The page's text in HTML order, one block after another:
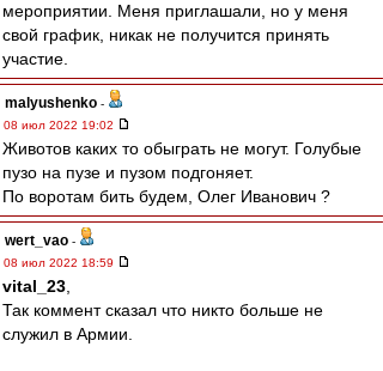
мероприятии. Меня приглашали, но у меня
свой график, никак не получится принять
участие.
malyushenko -
08 июл 2022 19:02
Животов каких то обыграть не могут. Голубые
пузо на пузе и пузом подгоняет.
По воротам бить будем, Олег Иванович ?
wert_vao -
08 июл 2022 18:59
vital_23
Так коммент сказал что никто больше не
служил в Армии.